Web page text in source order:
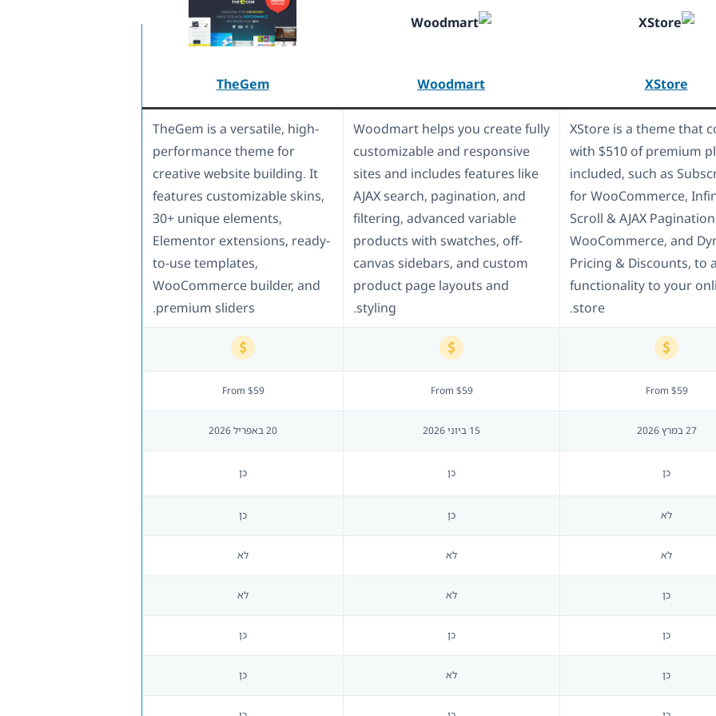
XStore
Woodmart
TheGem
XStore is a theme that
with $510 of premium
included, such as
for WooCommerce,
Scroll & AJAX
WooCommerce, and
Pricing & Discounts, to
functionality to your
store.
Woodmart helps you create fully
customizable and responsive
sites and includes features like
AJAX search, pagination, and
filtering, advanced variable
products with swatches, off-
canvas sidebars, and custom
product page layouts and
styling.
TheGem is a versatile, high-
performance theme for
creative website building. It
features customizable skins,
30+ unique elements,
Elementor extensions, ready-
to-use templates,
WooCommerce builder, and
premium sliders.
From $59
From $59
From $59
27 במרץ 2026 15 ביוני 2026 20 באפריל 2026
כן כן כן
לא כן כן
לא לא לא
כן לא לא
כן כן כן
כן לא כן